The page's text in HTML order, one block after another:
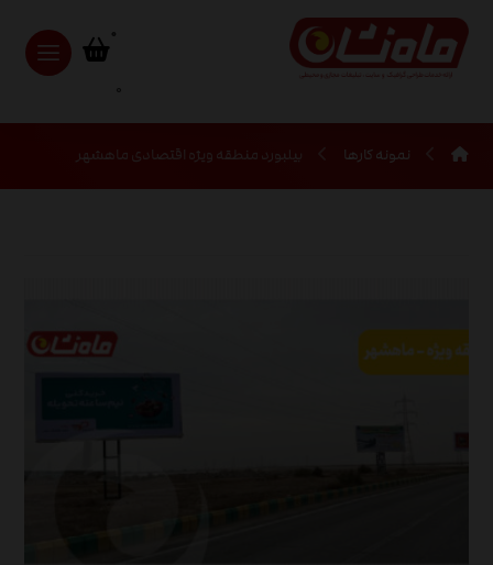
نمونه کارها بیلبورد منطقه ویژه اقتصادی ماهشهر